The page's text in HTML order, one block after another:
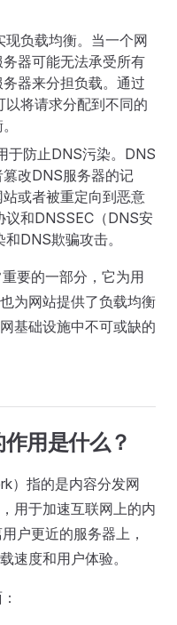
负载均衡。当一个网
器可能无法承受所有
器来分担负载。通过
将请求分配到不同的
于防止DNS污染。DNS
改DNS服务器的记
或者被重定向到恶意
议和DNSSEC（DNS安
DNS欺骗攻击。
要的一部分，它为用
为网站提供了负载均衡
基础设施中不可或缺的
用是什么？
）指的是内容分发网
用于加速互联网上的内
户更近的服务器上，
速度和用户体验。